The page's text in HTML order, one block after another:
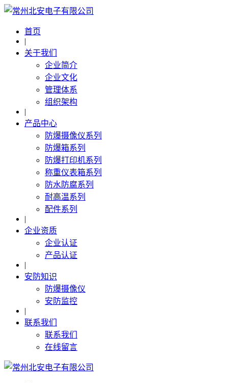
首页
|
关于我们
企业简介
企业文化
管理体系
组织架构
|
产品中心
防爆摄像仪系列
防爆箱系列
防爆打印机系列
称重仪表箱系列
防水防腐系列
耐高温系列
配件系列
|
企业资质
企业认证
产品认证
|
安防知识
防爆摄像仪
安防监控
|
联系我们
联系我们
在线留言